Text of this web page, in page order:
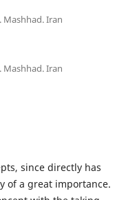
Mashhad. Iran
Mashhad. Iran
since directly has
of a great importance.